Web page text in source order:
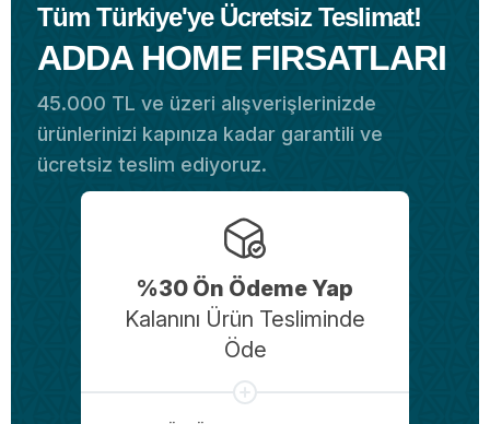
Tüm Türkiye'ye Ücretsiz Teslimat!
ADDA HOME FIRSATLARI
45.000 TL ve üzeri alışverişlerinizde
ürünlerinizi kapınıza kadar garantili ve
ücretsiz teslim ediyoruz.
%30 Ön Ödeme Yap
Kalanını Ürün Tesliminde
Öde